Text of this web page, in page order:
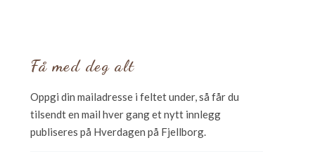
Få med deg alt
Oppgi din mailadresse i feltet under, så får du
tilsendt en mail hver gang et nytt innlegg
publiseres på Hverdagen på Fjellborg.